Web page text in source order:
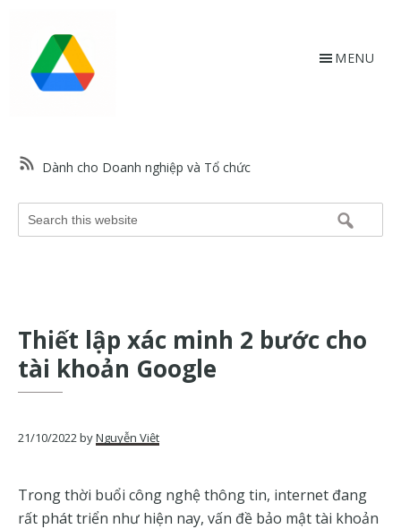
content
footer
web
hỗ
trợ
Google
các
sản
Google
Dành cho Doanh nghiệp và Tổ chức
Search
this
MENU
Thiết lập xác minh 2 bước cho
tài khoản Google
21/10/2022byNguyễn Việt
Trong thời buổi công nghệ thông tin, internet đang
rất phát triển như hiện nay, vấn đề bảo mật tài khoản